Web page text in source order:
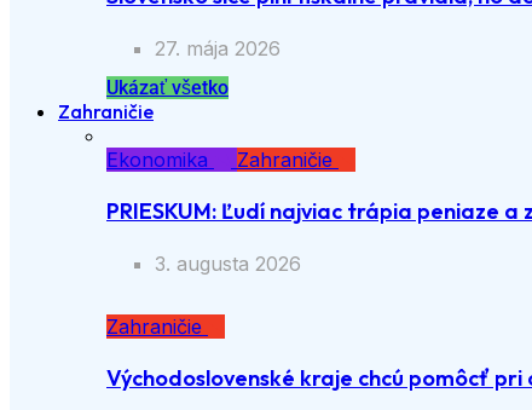
27. mája 2026
Ukázať všetko
Zahraničie
Ekonomika
Zahraničie
PRIESKUM: Ľudí najviac trápia peniaze
3. augusta 2026
Zahraničie
Východoslovenské kraje chcú pomôcť pri